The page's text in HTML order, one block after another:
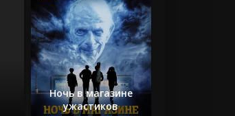
Ночь в магазине
ужастиков